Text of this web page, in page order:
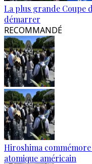
La plus grande Coupe
démarrer
RECOMMANDÉ
Hiroshima
atomique américain